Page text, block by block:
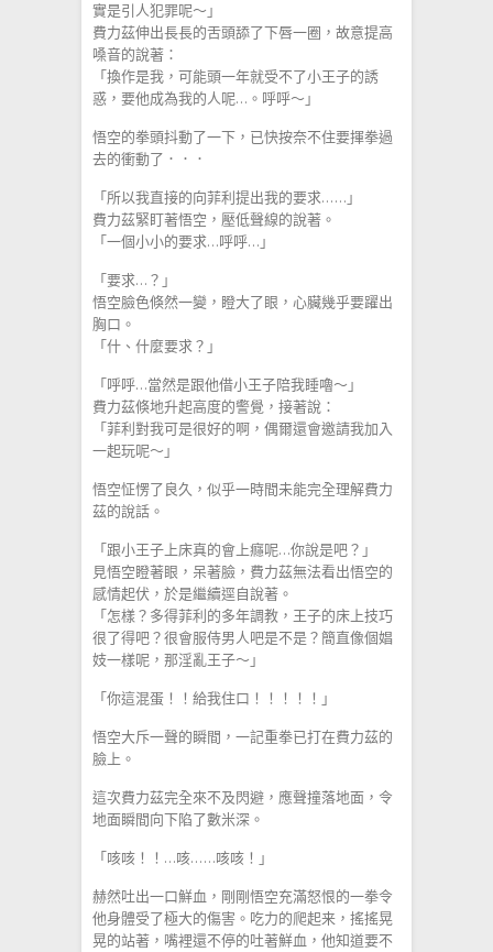
實是引人犯罪呢～」
費力茲伸出長長的舌頭舔了下唇一圈，故意提高
嗓音的說著：
「換作是我，可能頭一年就受不了小王子的誘
惑，要他成為我的人呢…。呼呼～」
悟空的拳頭抖動了一下，已快按奈不住要揮拳過
去的衝動了．．．
「所以我直接的向菲利提出我的要求……」
費力茲緊盯著悟空，壓低聲線的說著。
「一個小小的要求…呼呼…」
「要求…？」
悟空臉色倏然一變，瞪大了眼，心臟幾乎要躍出
胸口。
「什、什麼要求？」
「呼呼…當然是跟他借小王子陪我睡嚕～」
費力茲倏地升起高度的警覺，接著說：
「菲利對我可是很好的啊，偶爾還會邀請我加入
一起玩呢～」
悟空怔愣了良久，似乎一時間未能完全理解費力
茲的說話。
「跟小王子上床真的會上癮呢…你說是吧？」
見悟空瞪著眼，呆著臉，費力茲無法看出悟空的
感情起伏，於是繼續逕自說著。
「怎樣？多得菲利的多年調教，王子的床上技巧
很了得吧？很會服侍男人吧是不是？簡直像個娼
妓一樣呢，那淫亂王子～」
「你這混蛋！！給我住口！！！！！」
悟空大斥一聲的瞬間，一記重拳已打在費力茲的
臉上。
這次費力茲完全來不及閃避，應聲撞落地面，令
地面瞬間向下陷了數米深。
「咳咳！！…咳……咳咳！」
赫然吐出一口鮮血，剛剛悟空充滿怒恨的一拳令
他身體受了極大的傷害。吃力的爬起来，搖搖晃
晃的站著，嘴裡還不停的吐著鮮血，他知道要不